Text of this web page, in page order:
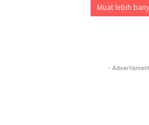
Muat lebih
-